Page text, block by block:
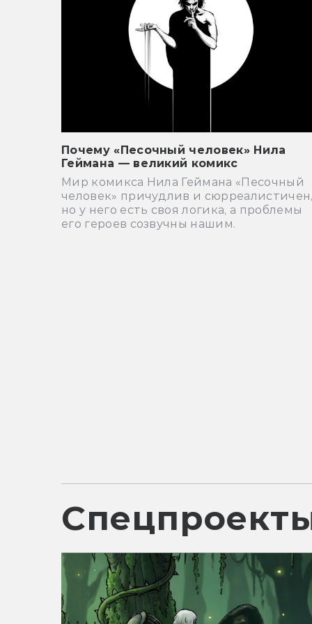
Почему «Песочный человек» Нила
Геймана — великий комикс
Мир комикса Нила Геймана «Песочный
человек» причудлив и
но у него есть своя логика, а проблемы
его героев созвучны нашим.